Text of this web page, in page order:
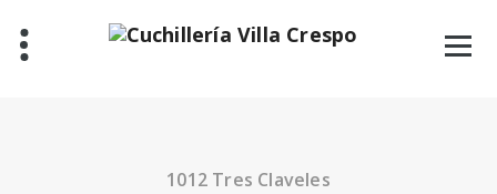
contenido
1012 Tres Claveles